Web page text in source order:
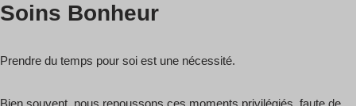
Soins Bonheur
Prendre du temps pour soi est une nécessité.
Bien souvent, nous repoussons ces moments privilégiés, faute de